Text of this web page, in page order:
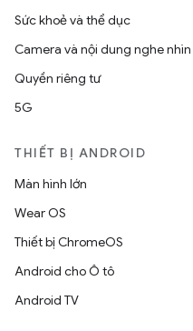
Sức khoẻ và thể dục
Camera và nội dung nghe nhìn
Quyền riêng tư
5G
THIẾT BỊ ANDROID
Màn hình lớn
Wear OS
Thiết bị ChromeOS
Android cho Ô tô
Android TV